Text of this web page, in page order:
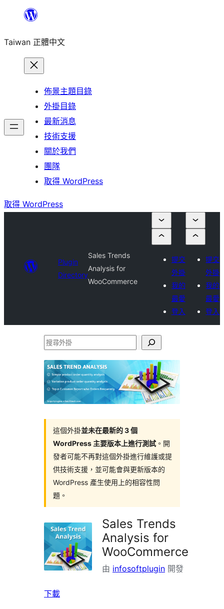
主
Taiwan 正體中文
佈景主題目錄
外掛目錄
最新消息
技術支援
關於我們
團隊
取得 WordPress
取得 WordPress
Plugin
Directory
Sales Trends
Analysis for
WooCommerce
提交
外掛
我的
最愛
登入
提交
外掛
我的
最愛
登入
搜
外
掛
這個外掛並未在最新的 3 個
WordPress 主要版本上進行測試 。開
發者可能不再對這個外掛進行維護或提
供技術支援，並可能會與更新版本的
WordPress 產生使用上的相容性問
題。
Sales Trends
Analysis for
WooCommerce
由 infosoftplugin 開發
下載